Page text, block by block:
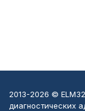
2013-2026 ©
диагностических